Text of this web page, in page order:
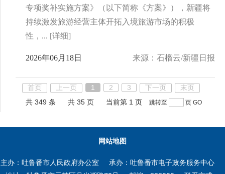
专项奖补实施方案》（以下简称《方案》），新疆将
持续激发旅游经营主体开拓入境旅游市场的积极
性，... [详细]
2026年06月18日 来源：石榴云/新疆日报
首页 上一页 1 2 3 下一页
末页
共 349 条
共 35 页 当前第 1 页 跳转至 页 GO
网站地图
主办：吐鲁番市人民政府办公室
承办：吐鲁番市电子政务服务中心